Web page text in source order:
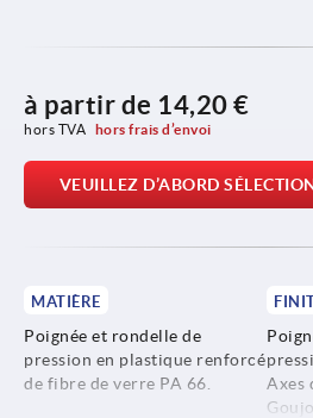
à partir de 14,20 €
hors TVA hors frais d’envoi
VEUILLEZ D’ABORD
MATIÈRE
Poignée et rondelle de
pression en plastique renforcé
de fibre de verre PA 66.
Axes